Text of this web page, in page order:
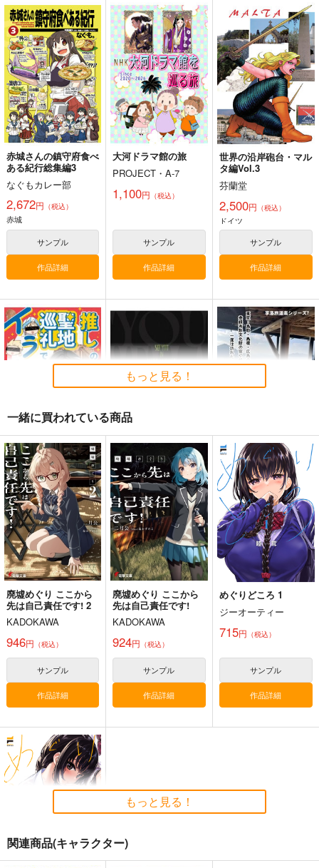
艦これ股下潜り込みお
ぱんつイラスト本2
Make to Unlauful !
660円（税込）
艦隊これくしょん-艦これ-
島風
天津風
サンプル
カート
Thonbricchi～トンブ
リちゃんとねこてーと
く
KURONEKO-WORK's-
くろねこわぁくす-
660円（税込）
艦隊これくしょん-艦これ-
トンブリ
明石 大淀
サンプル
カート
戦艦の砲台 ～海から
陸へ！レーザー測量で
蘇る巨大地下空間・壱
岐要塞の全貌
さざなみ壊変
1,320円（税込）
ミリタリー
赤城
加賀
サンプル
カート
艦これ世界迷作劇場～
赤ずきん・三匹の子ぶ
艦隊これくしょん-艦これ-
暁
響 第六駆逐隊
サンプル
カート
ゲームマスター響～リ
アル脱出ゲーム編～
さといも牧場
響
第六駆逐隊
サンプル
カート
軍艦・艦載機のひみ
つ 総集編その19
EINSATZ GRUPPE ＆
艦隊これくしょん-艦これ-
サンプル
カート
気高き者達の碑
帝國交響楽団
艦隊これくしょん-艦これ-
赤城
加賀 飛龍
サンプル
艦これプロレス 四方
山話２
Mystic Lab
660円（税込）
カート
艦これプロレス24
Mystic Lab
赤城さんの鎮守府食べ
ある紀行総集編3
なぐもカレー部
2,672円 （税込）
赤城
サンプル
作品詳細
大河ドラマ館の旅
PROJECT・A-7
1,100円 （税込）
サンプル
作品詳細
世界の沿岸砲台・マル
タ編Vol.3
芬蘭堂
2,500円 （税込）
ドイツ
サンプル
作品詳細
推しの聖地巡礼でイラ
クに行った話
Crazy9
1,447円（税込）
ギルガメッシュ
サンプル
作品詳細
See You In Hellavers
e
Lun Lun Roo
1,572円（税込）
オールキャラ
サンプル
作品詳細
憧憬の温泉宿2
享洛食楽
1,210円（税込）
サンプル
作品詳細
岐阜タンメンアライさ
ん
世田谷ボロ市
（税込）
サンプル
さざなみ壊変
660円 （税込）
○●SH●○
787円（税込）
もっと見る！
一緒に買われている商品
廃墟めぐり ここから
先は自己責任です! 2
KADOKAWA
946円 （税込）
サンプル
作品詳細
廃墟めぐり ここから
先は自己責任です!
KADOKAWA
924円 （税込）
サンプル
作品詳細
めぐりどころ 1
ジーオーティー
715円 （税込）
サンプル
作品詳細
もっと見る！
関連商品(キャラクター)